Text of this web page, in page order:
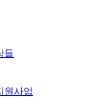
들
원사업